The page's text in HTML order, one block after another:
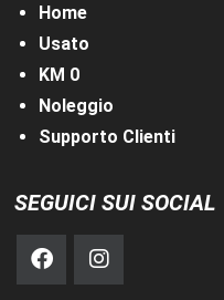
Home
Usato
KM 0
Noleggio
Supporto Clienti
SEGUICI SUI SOCIAL